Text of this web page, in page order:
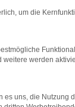
auf dem
um die
weitere werden
es uns, die Nutzung